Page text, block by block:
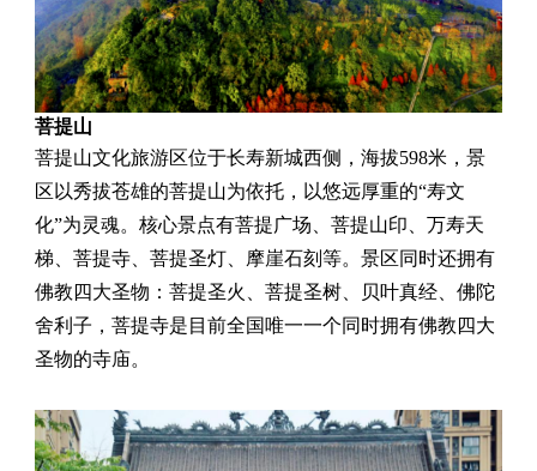
菩提山
菩提山文化旅游区位于长寿新城西侧，海拔598米，景
区以秀拔苍雄的菩提山为依托，以悠远厚重的“寿文
化”为灵魂。核心景点有菩提广场、菩提山印、万寿天
梯、菩提寺、菩提圣灯、摩崖石刻等。景区同时还拥有
佛教四大圣物：菩提圣火、菩提圣树、贝叶真经、佛陀
舍利子，菩提寺是目前全国唯一一个同时拥有佛教四大
圣物的寺庙。